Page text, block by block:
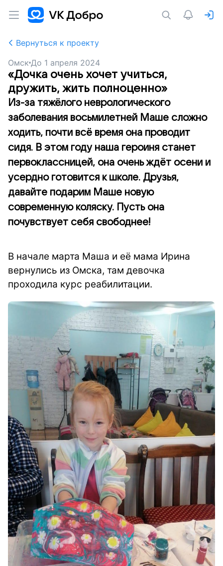
Вернуться к проекту
Омск До 1 апреля 2024
«Дочка очень хочет учиться,
дружить, жить полноценно»
Из-за тяжёлого неврологического
заболевания восьмилетней Маше сложно
ходить, почти всё время она проводит
сидя. В этом году наша героиня станет
первоклассницей, она очень ждёт осени и
усердно готовится к школе. Друзья,
давайте подарим Маше новую
современную коляску. Пусть она
почувствует себя свободнее!
В начале марта Маша и её мама Ирина
вернулись из Омска, там девочка
проходила курс реабилитации.